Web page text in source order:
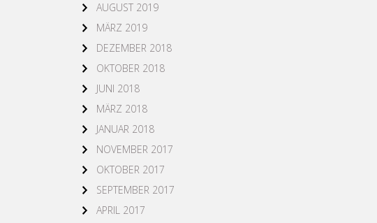
AUGUST 2019
MÄRZ 2019
DEZEMBER 2018
OKTOBER 2018
JUNI 2018
MÄRZ 2018
JANUAR 2018
NOVEMBER 2017
OKTOBER 2017
SEPTEMBER 2017
APRIL 2017